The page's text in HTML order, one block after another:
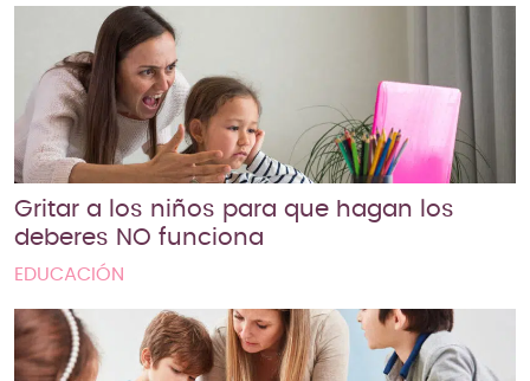
Gritar a los niños para que hagan los
deberes NO funciona
EDUCACIÓN